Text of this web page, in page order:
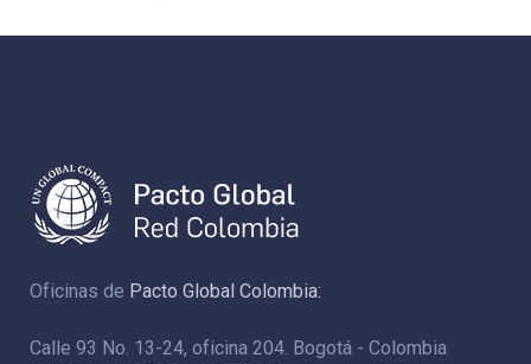
Oficinas de Pacto Global Colombia:
Calle 93 No. 13-24, oficina 204. Bogotá - Colombia